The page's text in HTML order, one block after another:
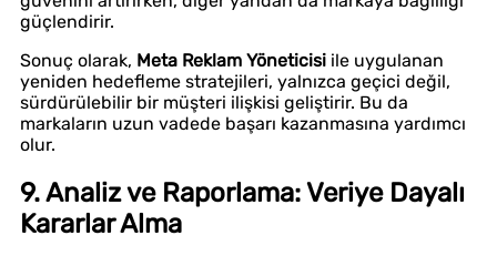
güçlendirir.
Sonuç olarak, Meta Reklam Yöneticisi ile uygulanan
yeniden hedefleme stratejileri, yalnızca geçici değil,
sürdürülebilir bir müşteri ilişkisi geliştirir. Bu da
markaların uzun vadede başarı kazanmasına yardımcı
olur.
9. Analiz ve Raporlama: Veriye Dayalı
Kararlar Alma